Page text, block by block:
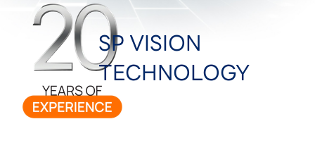
SP VISION
TECHNOLOGY